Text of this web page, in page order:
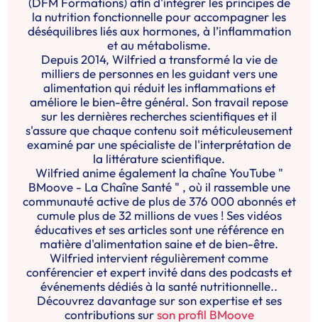
la nutrition fonctionnelle pour accompagner les
déséquilibres liés aux hormones, à l’inflammation
et au métabolisme.
Depuis 2014, Wilfried a transformé la vie de
milliers de personnes en les guidant vers une
alimentation qui réduit les inflammations et
améliore le bien-être général. Son travail repose
sur les dernières recherches scientifiques et il
s'assure que chaque contenu soit méticuleusement
examiné par une spécialiste de l'interprétation de
la littérature scientifique.
Wilfried anime également la chaîne YouTube "
BMoove - La Chaîne Santé " , où il rassemble une
communauté active de plus de 376 000 abonnés et
cumule plus de 32 millions de vues ! Ses vidéos
éducatives et ses articles sont une référence en
matière d'alimentation saine et de bien-être.
Wilfried intervient régulièrement comme
conférencier et expert invité dans des podcasts et
événements dédiés à la santé nutritionnelle..
Découvrez davantage sur son expertise et ses
contributions surson profil BMoove